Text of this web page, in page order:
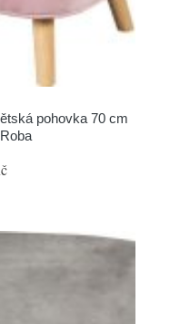
pohovka 70 cm